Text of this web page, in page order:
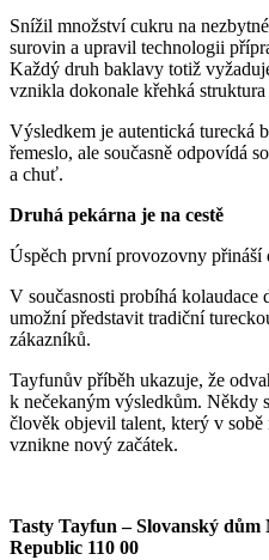
Snížil množství cukru na
surovin a upravil technologii
Každý druh baklavy totiž
vznikla dokonale křehká
Výsledkem je autentická turecká
řemeslo, ale současně odpovídá
a chuť.
Druhá pekárna je na cestě
Úspěch první provozovny přináší
V současnosti probíhá kolaudace
umožní představit tradiční
zákazníků.
Tayfunův příběh ukazuje, že
k nečekaným výsledkům. Někdy
člověk objevil talent, který v
vznikne nový začátek.
Tasty Tayfun – Slovanský dům
Republic 110 00